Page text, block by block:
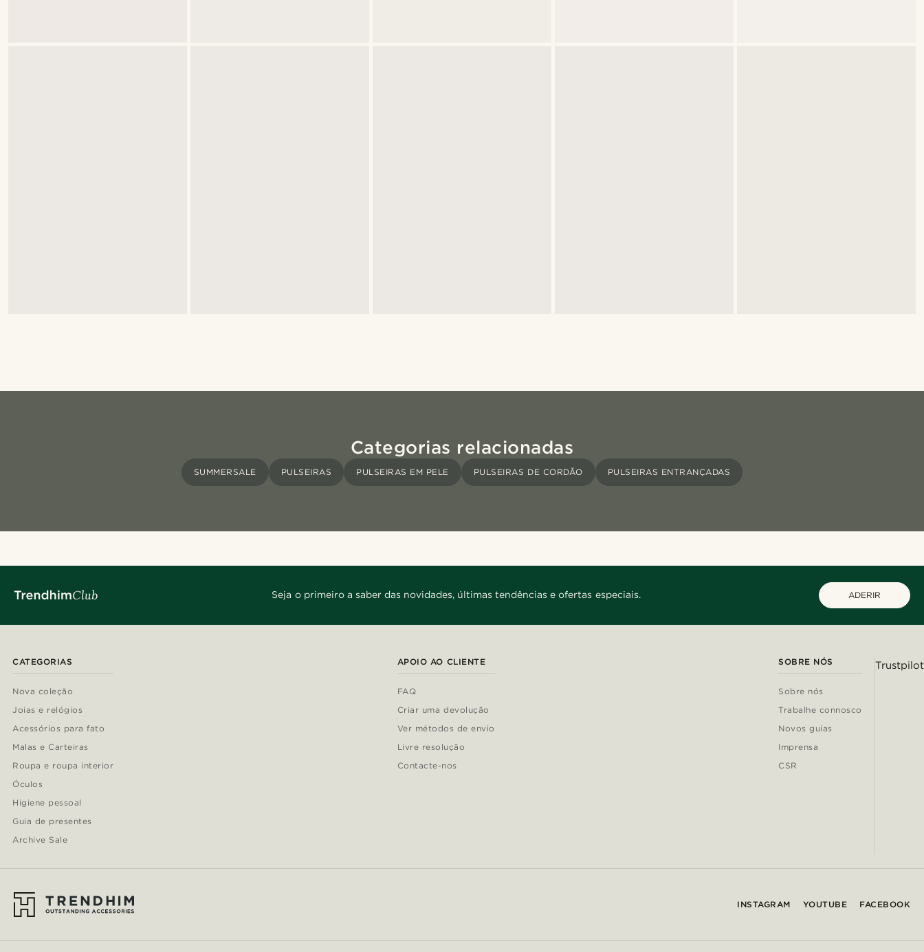
Categorias relacionadas
SUMMERSALE PULSEIRAS PULSEIRAS EM PELE PULSEIRAS DE CORDÃO PULSEIRAS ENTRANÇADAS
Seja o primeiro a saber das novidades, últimas tendências e ofertas especiais. ADERIR
CATEGORIAS
Nova coleção
Joias e relógios
Acessórios para fato
Malas e Carteiras
Roupa e roupa interior
Óculos
Higiene pessoal
Guia de presentes
Archive Sale
APOIO AO CLIENTE
FAQ
Criar uma devolução
Ver métodos de envio
Livre resolução
Contacte-nos
SOBRE NÓS
Sobre nós
Trabalhe connosco
Novos guias
Imprensa
CSR
Trustpilot
INSTAGRAM YOUTUBE FACEBOOK